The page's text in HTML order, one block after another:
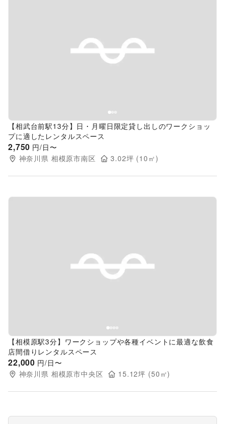
Previous slide
【相武台前駅13分】日・月曜日限定貸し出しのワークショッ
プに適したレンタルスペース
2,750 円/日〜
神奈川県 相模原市南区 3.02坪 (10 ㎡)
Previous slide
【相模原駅3分】ワークショップや各種イベントに最適な飲食
店間借りレンタルスペース
22,000 円/日〜
神奈川県 相模原市中央区 15.12坪 (50 ㎡)